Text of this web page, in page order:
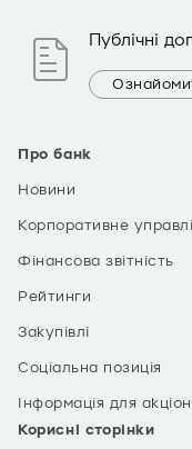
Про банк
Новини
Корпоративне
Фінансова звітність
Рейтинги
Закупівлі
Соціальна позиція
Інформація для
Корисні сторінки
Публічні